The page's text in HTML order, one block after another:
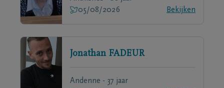
05/08/2026
Bekijken
Jonathan FADEUR
Andenne - 37 jaar